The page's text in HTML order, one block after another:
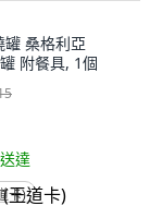
罐 桑格利亞
附餐具, 1個
達
卡)